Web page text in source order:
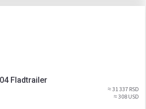
Fladtrailer
≈ 31 337 RSD
≈ 308 USD